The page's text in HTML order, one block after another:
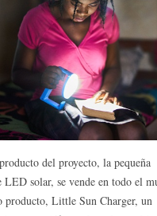
del proyecto, la pequeña
LED solar, se vende en todo el
producto, Little Sun Charger, un